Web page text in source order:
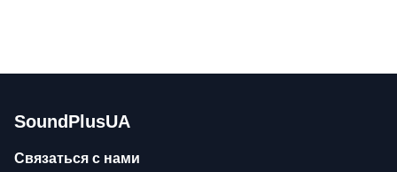
SoundPlusUA
Связаться с нами